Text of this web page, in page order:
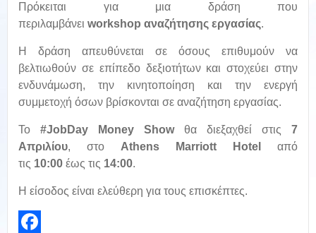
Πρόκειται για μια δράση που
περιλαμβάνει workshop αναζήτησης εργασίας.
Η δράση απευθύνεται σε όσους επιθυμούν να
βελτιωθούν σε επίπεδο δεξιοτήτων και στοχεύει στην
ενδυνάμωση, την κινητοποίηση και την ενεργή
συμμετοχή όσων βρίσκονται σε αναζήτηση εργασίας.
Το #JobDay Money Showθα διεξαχθεί στις 7
Απριλίου, στο Athens Marriott Hotel από
τις 10:00 έως τις 14:00.
Η είσοδος είναι ελεύθερη για τους επισκέπτες.